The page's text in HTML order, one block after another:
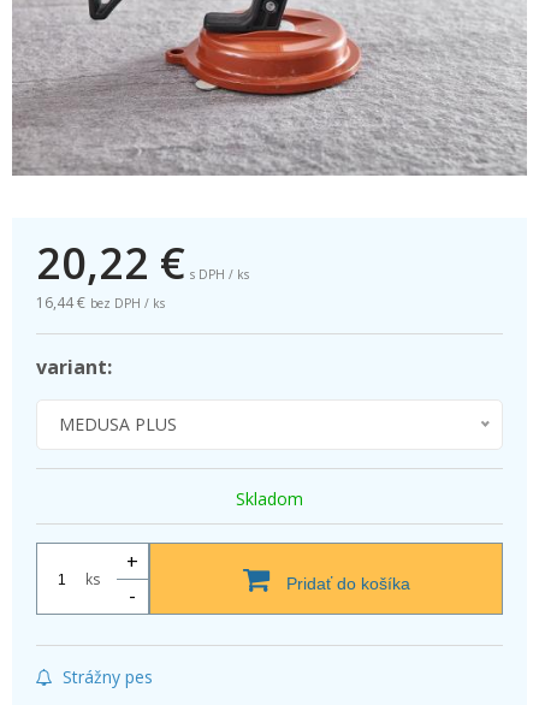
20,22 € s DPH / ks
16,44 € bez DPH / ks
variant:
MEDUSA PLUS
Skladom
ks
+
-
Pridať do košíka
Strážny pes